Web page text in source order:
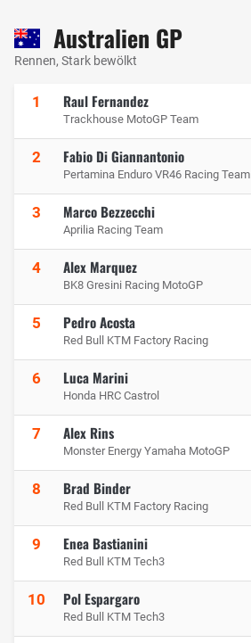
Australien GP
Rennen, Stark bewölkt
1 Raul Fernandez
Trackhouse MotoGP Team
2 Fabio Di Giannantonio
Pertamina Enduro VR46 Racing Team
3 Marco Bezzecchi
Aprilia Racing Team
4 Alex Marquez
BK8 Gresini Racing MotoGP
5 Pedro Acosta
Red Bull KTM Factory Racing
6 Luca Marini
Honda HRC Castrol
7 Alex Rins
Monster Energy Yamaha MotoGP
8 Brad Binder
Red Bull KTM Factory Racing
9 Enea Bastianini
Red Bull KTM Tech3
10 Pol Espargaro
Red Bull KTM Tech3